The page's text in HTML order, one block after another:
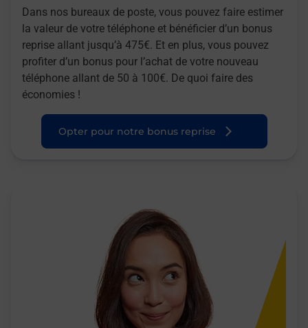
Dans nos bureaux de poste, vous pouvez faire estimer
la valeur de votre téléphone et bénéficier d’un bonus
reprise allant jusqu’à 475€. Et en plus, vous pouvez
profiter d’un bonus pour l’achat de votre nouveau
téléphone allant de 50 à 100€. De quoi faire des
économies !
Opter pour notre bonus reprise